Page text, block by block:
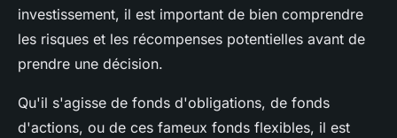
investissement, il est important de bien comprendre
les risques et les récompenses potentielles avant de
prendre une décision.
Qu'il s'agisse de fonds d'obligations, de fonds
d'actions, ou de ces fameux fonds flexibles, il est